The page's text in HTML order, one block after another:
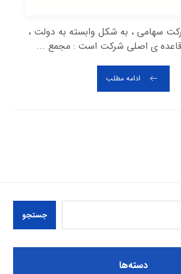
سهامی ، به شکل وابسته به دولت ،
ی اصلی شرکت است : مجمع ...
ادامه مطلب
جستجو
دسته‌ها